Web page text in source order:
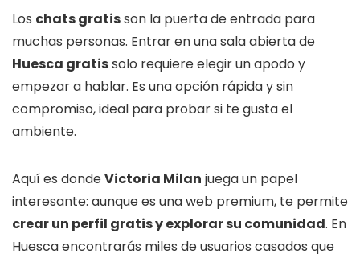
Los chats gratisson la puerta de entrada para
muchas personas. Entrar en una sala abierta de
Huesca gratissolo requiere elegir un apodo y
empezar a hablar. Es una opción rápida y sin
compromiso, ideal para probar si te gusta el
ambiente.
Aquí es dondeVictoria Milan juega un papel
interesante: aunque es una web premium, te permite
crear un perfil gratis y explorar su comunidad. En
Huesca encontrarás miles de usuarios casados que